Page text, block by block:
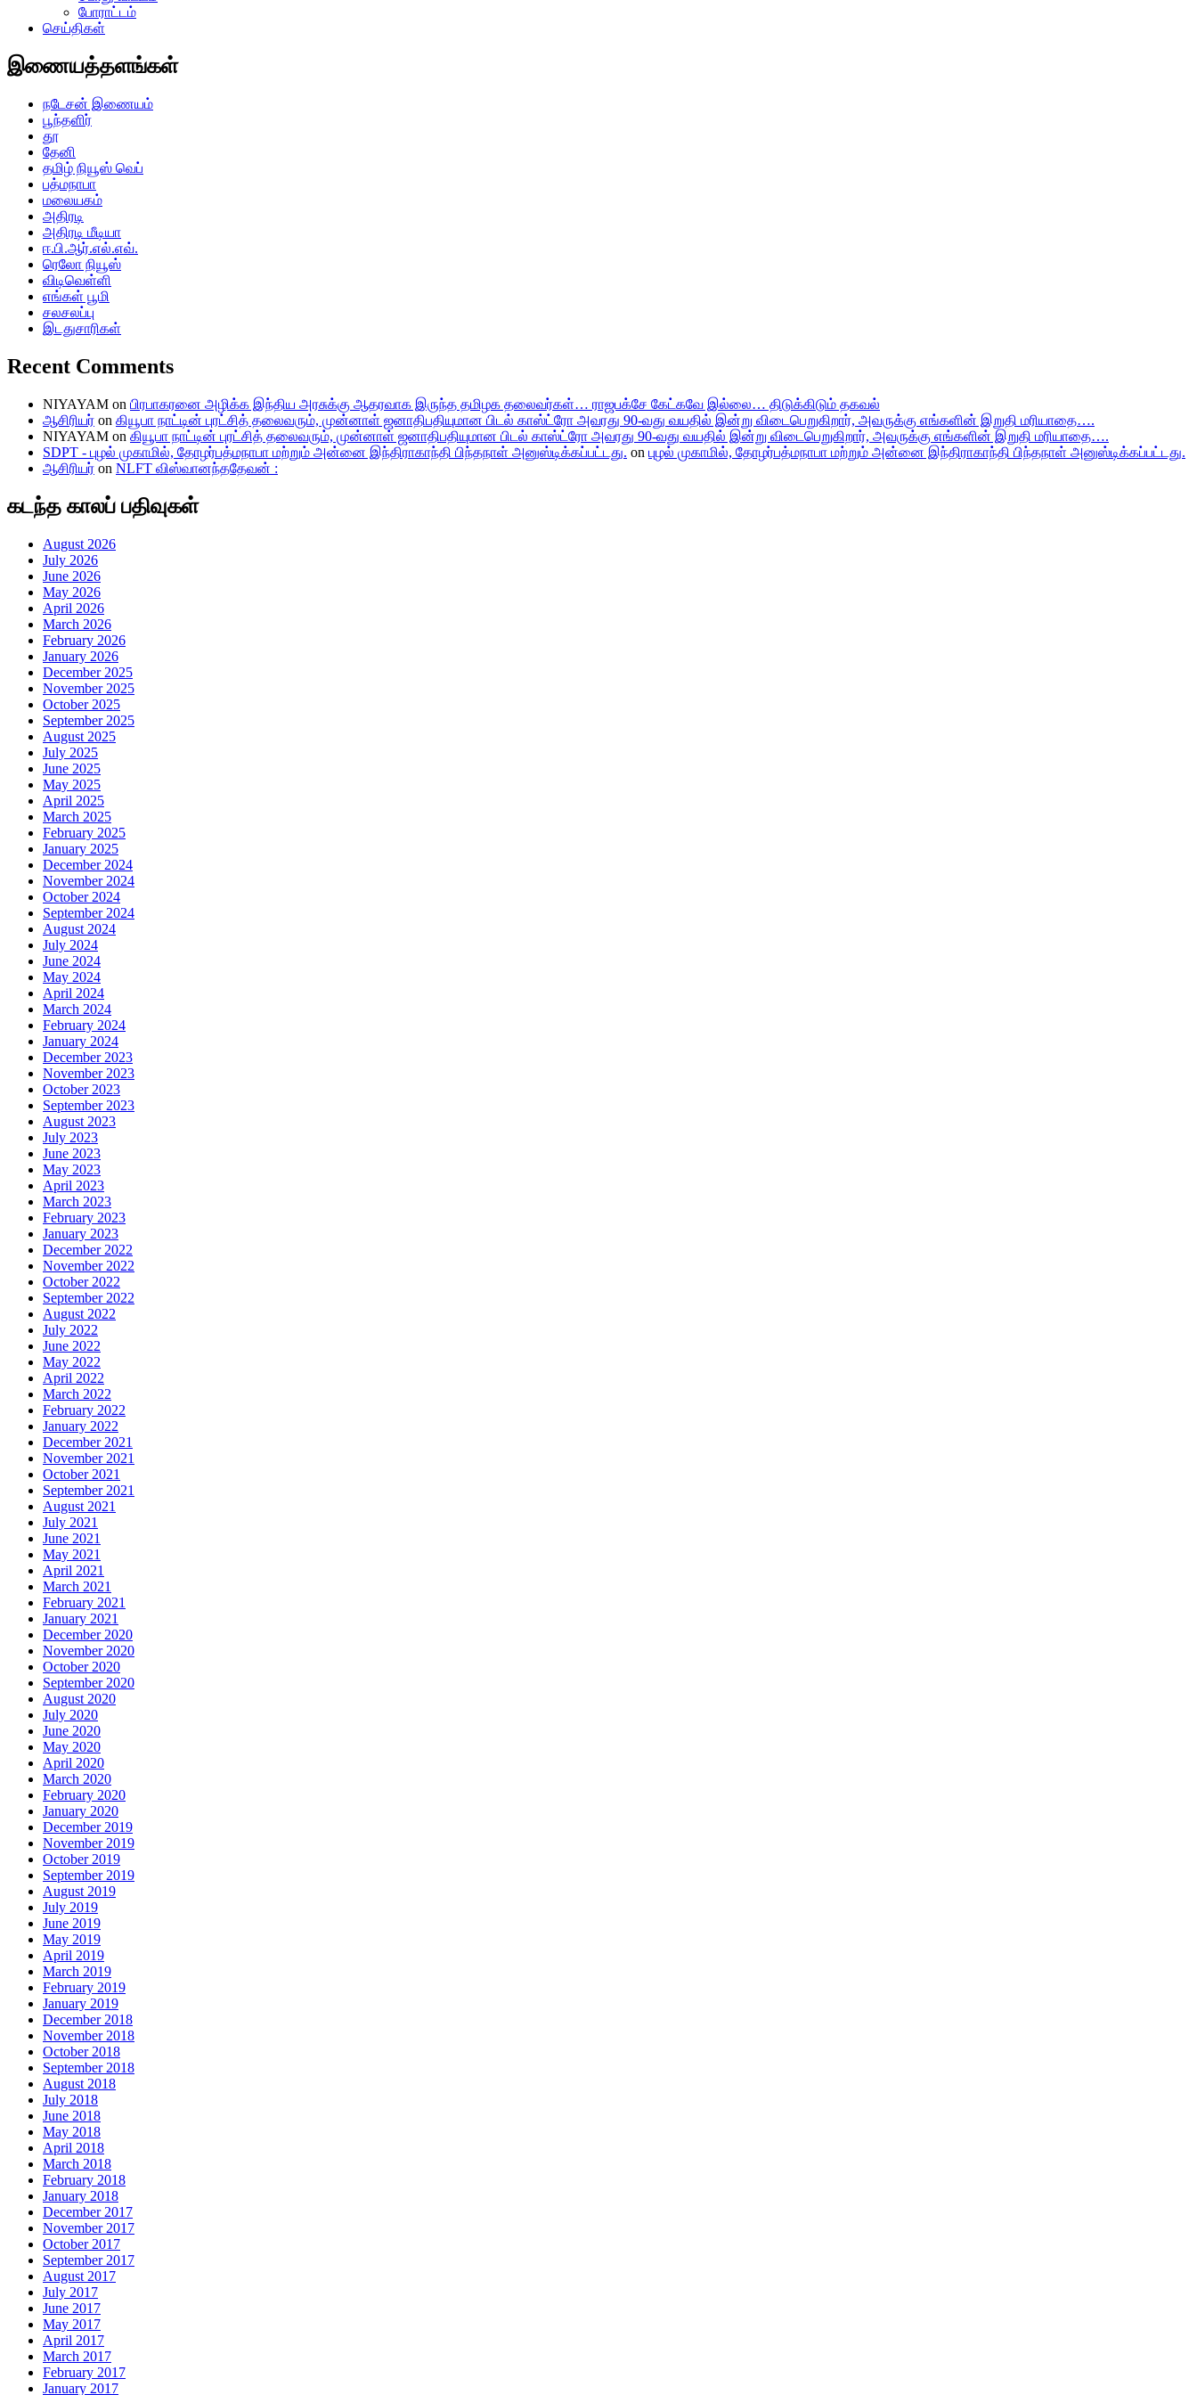
போராட்டம்
செய்திகள்
இணையத்தளங்கள்
நடேசன் இணையம்
பூந்தளிர்
தூ
தேனி
தமிழ் நியூஸ் வெப்
பத்மநாபா
மலையகம்
அதிரடி
அதிரடி மீடியா
ஈ.பி.ஆர்.எல்.எவ்.
ரெலோ நியூஸ்
விடிவெள்ளி
எங்கள் பூமி
சலசலப்பு
இடதுசாரிகள்
Recent Comments
NIYAYAM on பிரபாகரனை அழிக்க இந்திய அரசுக்கு ஆதரவாக இருந்த தமிழக தலைவர்கள்… ராஜபக்சே கேட்கவே இல்லை… திடுக்கிடும் தகவல்
ஆசிரியர் on கியூபா நாட்டின் புரட்சித் தலைவரும், முன்னாள் ஜனாதிபதியுமான பிடல் காஸ்ட்ரோ அவரது 90-வது வயதில் இன்று விடைபெறுகிறார், அவருக்கு எங்களின் இறுதி மரியாதை….
NIYAYAM on கியூபா நாட்டின் புரட்சித் தலைவரும், முன்னாள் ஜனாதிபதியுமான பிடல் காஸ்ட்ரோ அவரது 90-வது வயதில் இன்று விடைபெறுகிறார், அவருக்கு எங்களின் இறுதி மரியாதை….
SDPT - புழல் முகாமில், தோழர்பத்மநாபா மற்றும் அன்னை இந்திராகாந்தி பிந்தநாள் அனுஸ்டிக்கப்பட்டது. on புழல் முகாமில், தோழர்பத்மநாபா மற்றும் அன்னை இந்திராகாந்தி பிந்தநாள் அனுஸ்டிக்கப்பட்டது.
ஆசிரியர் on NLFT விஸ்வானந்ததேவன் :
கடந்த காலப் பதிவுகள்
August 2026
July 2026
June 2026
May 2026
April 2026
March 2026
February 2026
January 2026
December 2025
November 2025
October 2025
September 2025
August 2025
July 2025
June 2025
May 2025
April 2025
March 2025
February 2025
January 2025
December 2024
November 2024
October 2024
September 2024
August 2024
July 2024
June 2024
May 2024
April 2024
March 2024
February 2024
January 2024
December 2023
November 2023
October 2023
September 2023
August 2023
July 2023
June 2023
May 2023
April 2023
March 2023
February 2023
January 2023
December 2022
November 2022
October 2022
September 2022
August 2022
July 2022
June 2022
May 2022
April 2022
March 2022
February 2022
January 2022
December 2021
November 2021
October 2021
September 2021
August 2021
July 2021
June 2021
May 2021
April 2021
March 2021
February 2021
January 2021
December 2020
November 2020
October 2020
September 2020
August 2020
July 2020
June 2020
May 2020
April 2020
March 2020
February 2020
January 2020
December 2019
November 2019
October 2019
September 2019
August 2019
July 2019
June 2019
May 2019
April 2019
March 2019
February 2019
January 2019
December 2018
November 2018
October 2018
September 2018
August 2018
July 2018
June 2018
May 2018
April 2018
March 2018
February 2018
January 2018
December 2017
November 2017
October 2017
September 2017
August 2017
July 2017
June 2017
May 2017
April 2017
March 2017
February 2017
January 2017